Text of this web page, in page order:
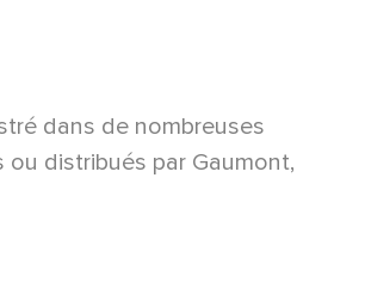
dans de nombreuses
distribués par Gaumont,